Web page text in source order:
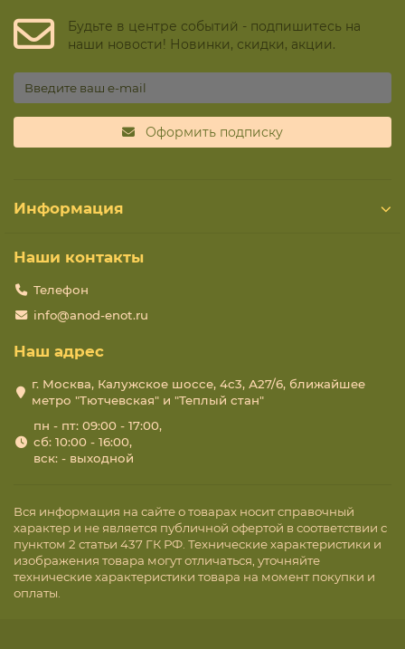
Будьте в центре событий - подпишитесь на
наши новости! Новинки, скидки, акции.
Оформить подписку
Информация
Наши контакты
Телефон
info@anod-enot.ru
Наш адрес
г. Москва, Калужское шоссе, 4с3, А27/6, ближайшее
метро "Тютчевская" и "Теплый стан"
пн - пт: 09:00 - 17:00,
сб: 10:00 - 16:00,
вск: - выходной
Вся информация на сайте о товарах носит справочный
характер и не является публичной офертой в соответствии с
пунктом 2 статьи 437 ГК РФ. Технические характеристики и
изображения товара могут отличаться, уточняйте
технические характеристики товара на момент покупки и
оплаты.